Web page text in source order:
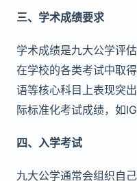
三、学术成绩要求
学术成绩是九大公学评
在学校的各类考试中取
语等核心科目上表现突
际标准化考试成绩，如
四、入学考试
九大公学通常会组织自